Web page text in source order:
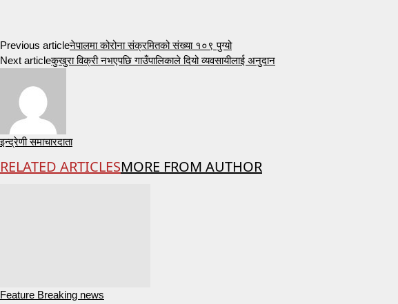
Previous articleनेपालमा कोरोना संक्रमितको संख्या १०९ पुग्यो
Next articleकुखुरा विक्री नभएपछि गाउँपालिकाले दियो व्यवसायीलाई अनुदान
इन्द्रेणी समाचारदाता
RELATED ARTICLESMORE FROM AUTHOR
Feature Breaking news